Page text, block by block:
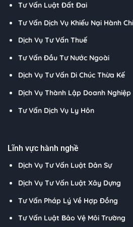
Tư Vấn Luật Đất Đai
Tư Vấn Dịch Vụ Khiếu Nại Hành
Dịch Vụ Tư Vấn Thuế
Tư Vấn Đầu Tư Nước Ngoài
Dịch Vụ Tư Vấn Di Chúc Thừa Kế
Dịch Vụ Thành Lập Doanh Nghiệp
Tư Vấn Dịch Vụ Ly Hôn
Lĩnh vực hành nghề
Dịch Vụ Tư Vấn Luật Dân Sự
Dịch Vụ Tư Vấn Luật Xây Dựng
Tư Vấn Pháp Lý Về Hợp Đồng
Tư Vấn Luật Bảo Vệ Môi Trường